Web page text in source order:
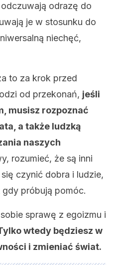
odrazę do
je w stosunku do
niechęć,
to za krok przed
od przekonań, jeśli
musisz rozpoznać
a także ludzką
naszych
rozumieć, że są inni
czynić dobra i ludzie,
próbują pomóc.
sprawę z egoizmu i
wtedy będziesz w
i zmieniać świat.